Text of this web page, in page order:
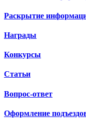
Раскрытие
Награды
Конкурсы
Статьи
Вопрос-ответ
Оформление